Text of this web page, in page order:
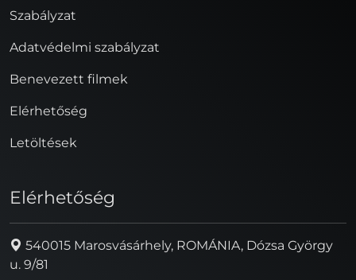
Szabályzat
Adatvédelmi szabályzat
Benevezett filmek
Elérhetőség
Letöltések
Elérhetőség
540015 Marosvásárhely, ROMÁNIA, Dózsa György
u. 9/81